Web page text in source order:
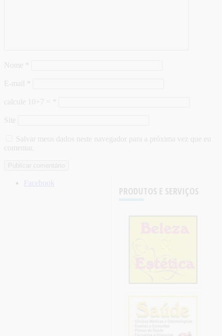
Nome
E-mail
calcule 10+7 =
Site
Salvar meus dados neste navegador para a próxima vez que eu
comentar.
PRODUTOS E SERVIÇOS
Facebook